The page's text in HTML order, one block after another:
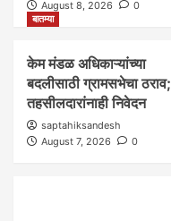
August 8, 2026
0
बातम्या
केम मंडळ अधिकाऱ्यांच्या
बदलीसाठी ग्रामसभेचा ठराव;
तहसीलदारांनाही निवेदन
saptahiksandesh
August 7, 2026
0